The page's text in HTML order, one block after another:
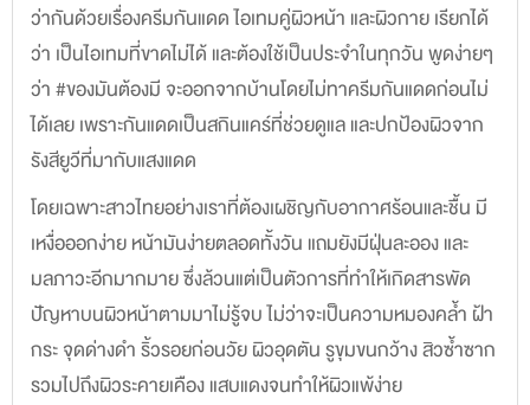
ว่ากันด้วยเรื่องครีมกันแดด ไอเทมคู่ผิวหน้า และผิวกาย เรียกได้
ว่า เป็นไอเทมที่ขาดไม่ได้ และต้องใช้เป็นประจำในทุกวัน พูดง่ายๆ
ว่า #ของมันต้องมี จะออกจากบ้านโดยไม่ทาครีมกันแดดก่อนไม่
ได้เลย เพราะกันแดดเป็นสกินแคร์ที่ช่วยดูแล และปกป้องผิวจาก
รังสียูวีที่มากับแสงแดด
โดยเฉพาะสาวไทยอย่างเราที่ต้องเผชิญกับอากาศร้อนและชื้น มี
เหงื่อออกง่าย หน้ามันง่ายตลอดทั้งวัน แถมยังมีฝุ่นละออง และ
มลภาวะอีกมากมาย ซึ่งล้วนแต่เป็นตัวการที่ทำให้เกิดสารพัด
ปัญหาบนผิวหน้าตามมาไม่รู้จบ ไม่ว่าจะเป็นความหมองคล้ำ ฝ้า
กระ จุดด่างดำ ริ้วรอยก่อนวัย ผิวอุดตัน รูขุมขนกว้าง สิวซ้ำซาก
รวมไปถึงผิวระคายเคือง แสบแดงจนทำให้ผิวแพ้ง่าย